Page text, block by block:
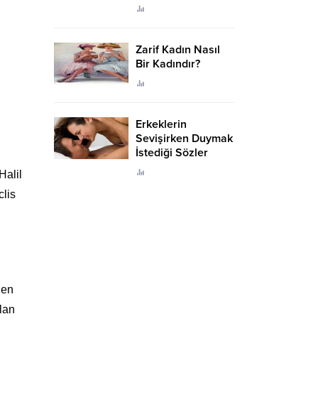
Sözler
Zarif Kadın Nasıl
Bir Kadındır?
Erkeklerin
Sevişirken Duymak
İstediği Sözler
Neler?